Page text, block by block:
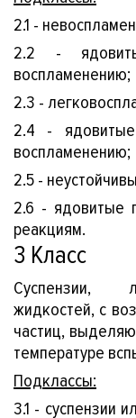
2.1 -
2.2 -
воспламенению;
2.3 -
2.4 -
воспламенению;
2.5 -
2.6 - ядовитые
реакциям.
3 Класс
Суспензии,
жидкостей, с
частиц,
температуре
Подклассы:
3.1 - суспензии